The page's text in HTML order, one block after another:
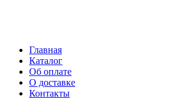
Главная
Каталог
Об оплате
О доставке
Контакты